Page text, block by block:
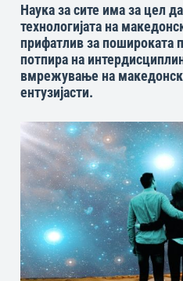
Наука за сите има за цел
технологијата на
прифатлив за пошироката
потпира на
вмрежување на
ентузијасти.